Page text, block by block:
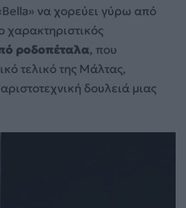
να χορεύει γύρω από
χαρακτηριστικός
ροδοπέταλα, που
τελικό της Μάλτας,
δουλειά μιας